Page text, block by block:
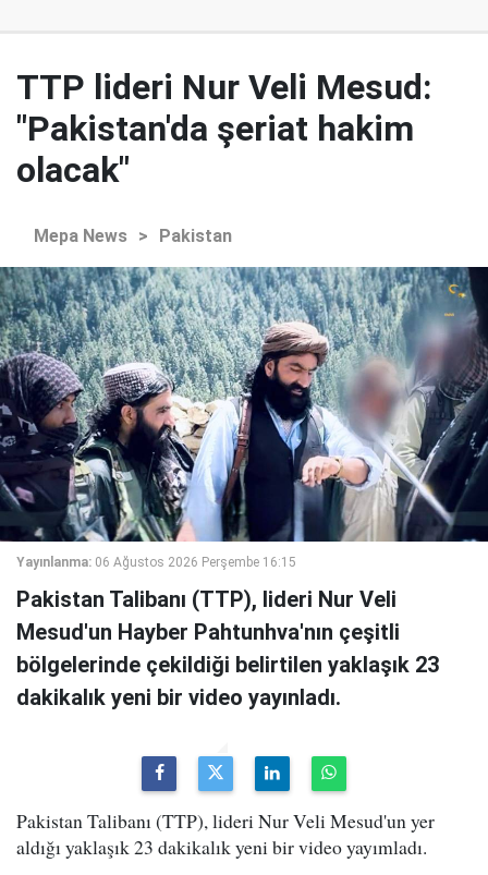
TTP lideri Nur Veli Mesud:
"Pakistan'da şeriat hakim
olacak"
Mepa News > Pakistan
Yayınlanma: 06 Ağustos 2026 Perşembe 16:15
Pakistan Talibanı (TTP), lideri Nur Veli
Mesud'un Hayber Pahtunhva'nın çeşitli
bölgelerinde çekildiği belirtilen yaklaşık 23
dakikalık yeni bir video yayınladı.
Pakistan Talibanı (TTP), lideri Nur Veli Mesud'un yer
aldığı yaklaşık 23 dakikalık yeni bir video yayımladı.